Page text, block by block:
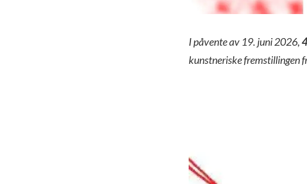
I påvente av 19. juni 2026,
kunstneriske fremstillingen